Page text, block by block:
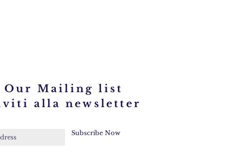
Our Mailing list
alla newsletter
Subscribe Now